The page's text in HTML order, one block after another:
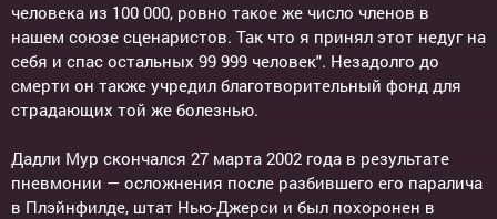
человека из 100 000, ровно такое же число членов в
нашем союзе сценаристов. Так что я принял этот недуг на
себя и спас остальных 99 999 человек". Незадолго до
смерти он также учредил благотворительный фонд для
страдающих той же болезнью.
Дадли Мур скончался 27 марта 2002 года в результате
пневмонии — осложнения после разбившего его паралича
в Плэйнфилде, штат Нью-Джерси и был похоронен в